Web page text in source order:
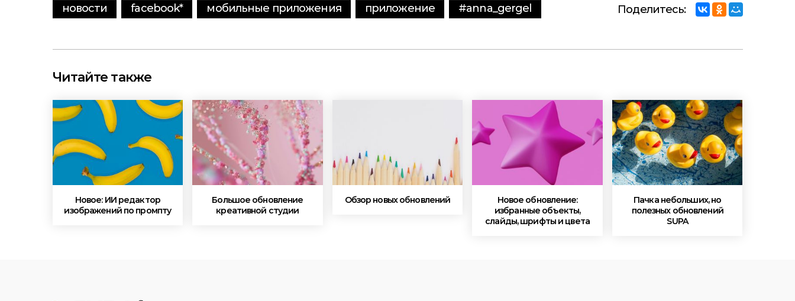
новости facebook* мобильные приложения приложение #anna_gergel Поделитесь:
Читайте также
Новое: ИИ редактор
изображений по промпту
Большое обновление
креативной студии
Обзор новых обновлений
Новое обновление:
избранные объекты,
слайды, шрифты и цвета
Пачка небольших, но
полезных обновлений
SUPA